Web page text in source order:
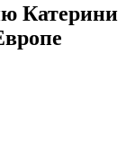
Катерини